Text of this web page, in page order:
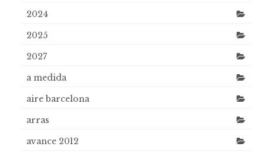
2024
2025
2027
a medida
aire barcelona
arras
avance 2012